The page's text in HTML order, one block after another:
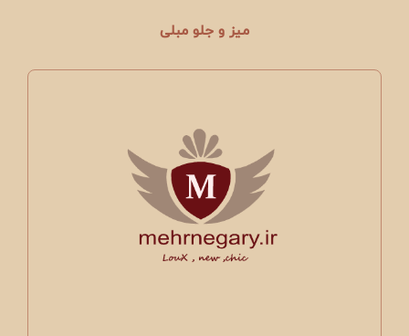
میز و جلو مبلی